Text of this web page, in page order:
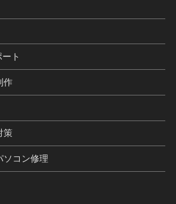
ト
作
策
ソコン修理